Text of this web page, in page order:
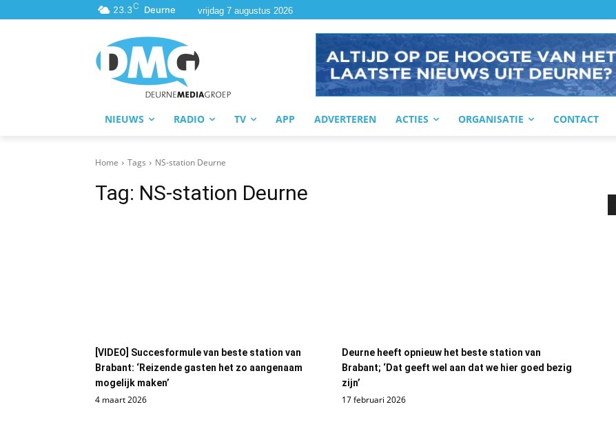
23.3C Deurne vrijdag 7 augustus 2026
NIEUWS RADIO TV APP ADVERTEREN ACTIES ORGANISATIE CONTACT
Home Tags NS-station Deurne
Tag: NS-station Deurne
[VIDEO] Succesformule van beste station van
Brabant: ‘Reizende gasten het zo aangenaam
mogelijk maken’
4 maart 2026
Deurne heeft opnieuw het beste station van
Brabant; ‘Dat geeft wel aan dat we hier goed bezig
zijn’
17 februari 2026